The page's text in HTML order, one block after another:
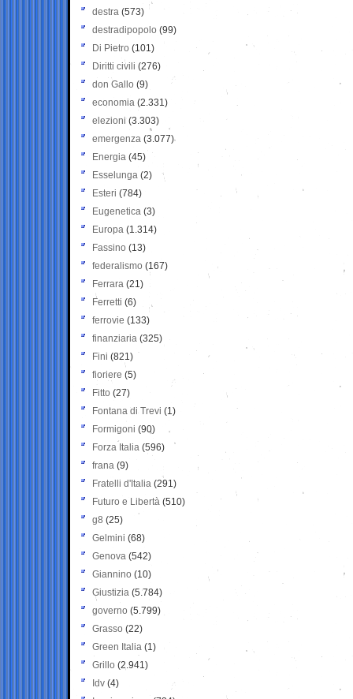
destra (573)
destradipopolo (99)
Di Pietro (101)
Diritti civili (276)
don Gallo (9)
economia (2.331)
elezioni (3.303)
emergenza (3.077)
Energia (45)
Esselunga (2)
Esteri (784)
Eugenetica (3)
Europa (1.314)
Fassino (13)
federalismo (167)
Ferrara (21)
Ferretti (6)
ferrovie (133)
finanziaria (325)
Fini (821)
fioriere (5)
Fitto (27)
Fontana di Trevi (1)
Formigoni (90)
Forza Italia (596)
frana (9)
Fratelli d'Italia (291)
Futuro e Libertà (510)
g8 (25)
Gelmini (68)
Genova (542)
Giannino (10)
Giustizia (5.784)
governo (5.799)
Grasso (22)
Green Italia (1)
Grillo (2.941)
Idv (4)